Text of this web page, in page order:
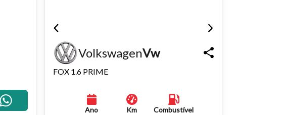
VolkswagenVw
FOX 1.6 PRIME
Ano Km Combustível